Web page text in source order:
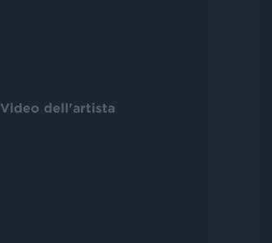
Video dell'artista